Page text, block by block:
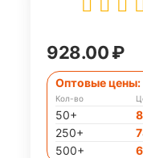
928.00₽
Оптовые цены:
Кол-во
50+
250+
500+